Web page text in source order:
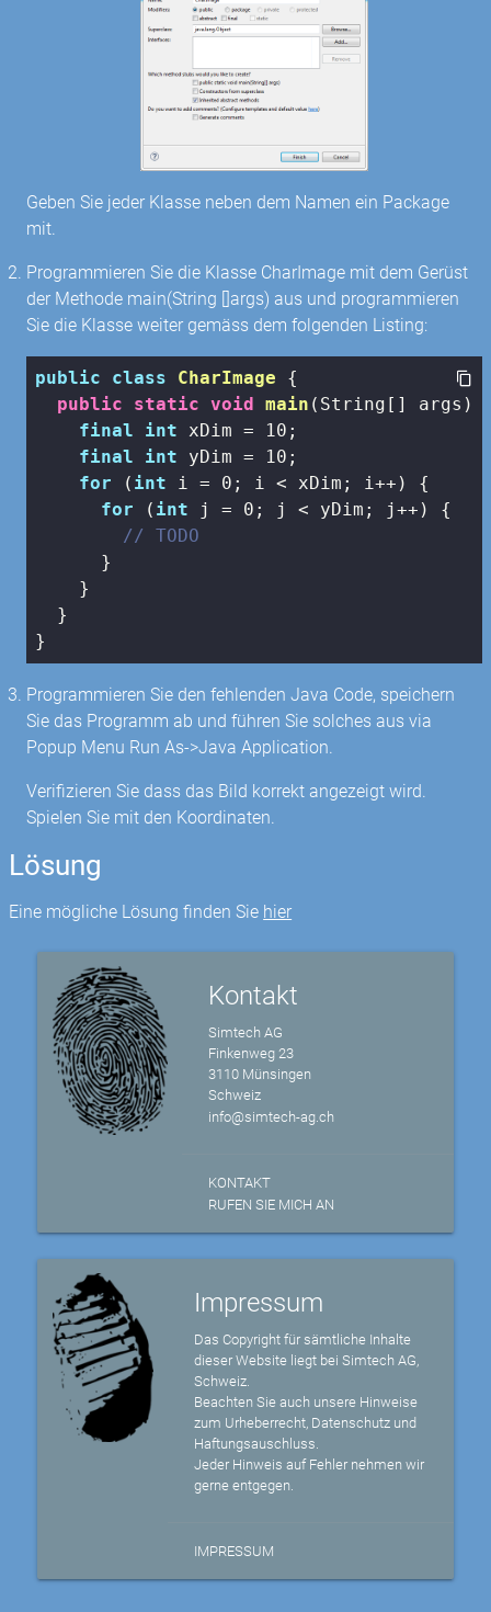
Geben Sie jeder Klasse neben dem Namen ein Package
mit.
Programmieren Sie die Klasse CharImage mit dem Gerüst
der Methode main(String []args) aus und programmieren
Sie die Klasse weiter gemäss dem folgenden Listing:
public class CharImage
{
public
static void main (String[] args)
final
int xDim = 10 ;
final
int yDim = 10 ;
for ( int i = 0 ; i < xDim; i++) {
for ( int j = 0 ; j < yDim; j++) {
// TODO
      }
    }
  }
}
Programmieren Sie den fehlenden Java Code, speichern
Sie das Programm ab und führen Sie solches aus via
Popup Menu Run As->Java Application.
Verifizieren Sie dass das Bild korrekt angezeigt wird.
Spielen Sie mit den Koordinaten.
Lösung
Eine mögliche Lösung finden Sie hier
Kontakt
Simtech AG
Finkenweg 23
3110 Münsingen
Schweiz
info@simtech-ag.ch
KONTAKT
RUFEN SIE MICH AN
Impressum
Das Copyright für sämtliche Inhalte
dieser Website liegt bei Simtech AG,
Schweiz.
Beachten Sie auch unsere Hinweise
zum Urheberrecht, Datenschutz und
Haftungsauschluss.
Jeder Hinweis auf Fehler nehmen wir
gerne entgegen.
IMPRESSUM